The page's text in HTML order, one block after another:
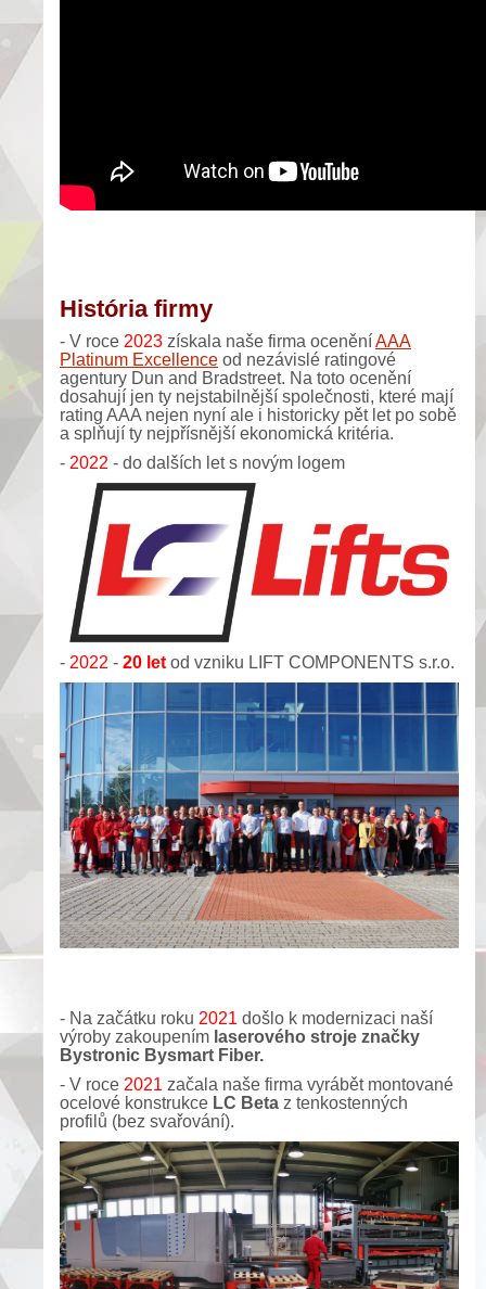
História firmy
- V roce 2023 získala naše firma oceněníAAA
Platinum Excellence od nezávislé ratingové
agentury Dun and Bradstreet. Na toto ocenění
dosahují jen ty nejstabilnější společnosti, které mají
rating AAA nejen nyní ale i historicky pět let po sobě
a splňují ty nejpřísnější ekonomická kritéria.
- 2022 - do dalších let s novým logem
- 2022 - 20 let od vzniku LIFT COMPONENTS s.r.o.
- Na začátku roku 2021 došlo k modernizaci naší
výroby zakoupením laserového stroje značky
Bystronic Bysmart Fiber.
- V roce 2021 začala naše firma vyrábět montované
ocelové konstrukce LC Beta z tenkostenných
profilů (bez svařování).